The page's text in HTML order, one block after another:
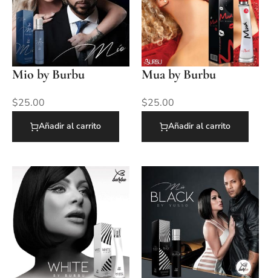
Mio by Burbu
$25.00
Añadir al carrito
Mua by Burbu
$25.00
Añadir al carrito